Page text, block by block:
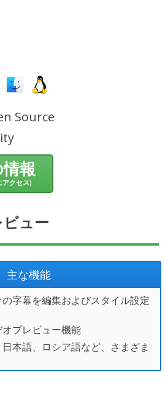
Source
報
アクセス)
ュー
主な機能
字幕を編集およびスタイル設定
プレビュー機能
本語、ロシア語など、さまざま